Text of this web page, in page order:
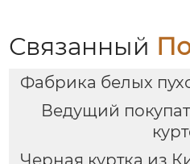
Связанный
Фабрика белых
Ведущий